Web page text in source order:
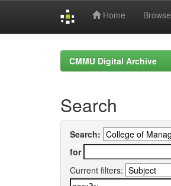
Home Browse
CMMU Digital Archive
Search
Search:
for
Current filters: